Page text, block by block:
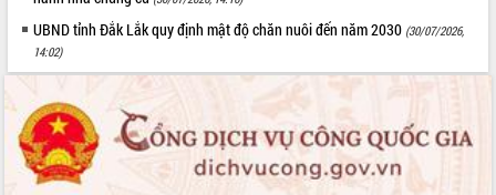
UBND tỉnh Đắk Lắk quy định mật độ chăn nuôi đến năm 2030 (30/07/2026,
14:02)